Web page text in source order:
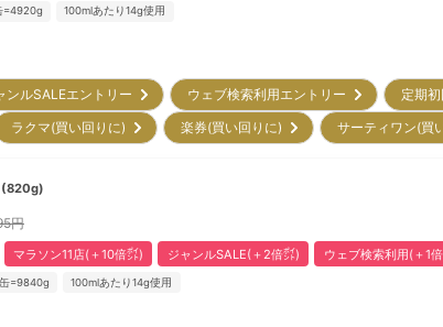
=4920g 100mlあたり14g使用
ンルSALEエントリー ウェブ検索利用エントリー 定期
ラクマ(買い回りに) 楽券(買い回りに) サーティワン(
(820g)
円
マラソン11店(＋10倍㌽) ジャンルSALE(＋2倍㌽) ウェブ検索利用(＋1
=9840g 100mlあたり14g使用